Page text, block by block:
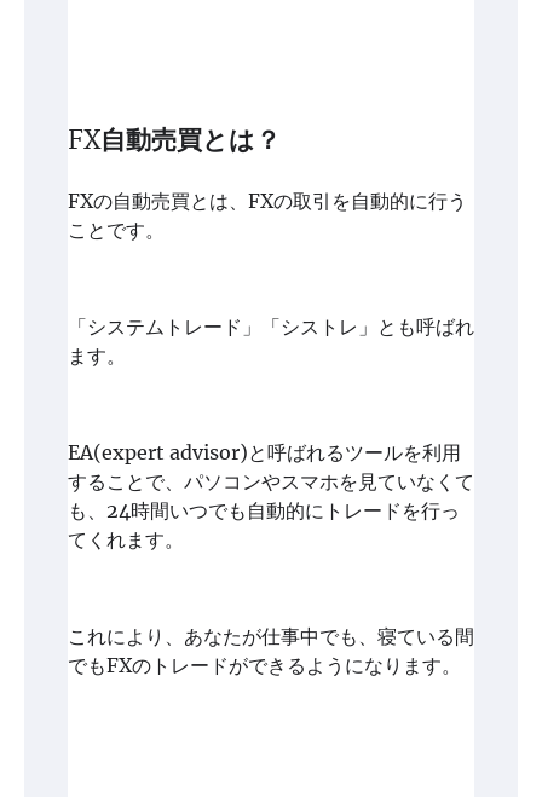
FX自動売買とは？
FXの自動売買とは、FXの取引を自動的に行う
ことです。
「システムトレード」「シストレ」とも呼ばれ
ます。
EA(expert advisor)と呼ばれるツールを利用
することで、パソコンやスマホを見ていなくて
も、24時間いつでも自動的にトレードを行っ
てくれます。
これにより、あなたが仕事中でも、寝ている間
でもFXのトレードができるようになります。